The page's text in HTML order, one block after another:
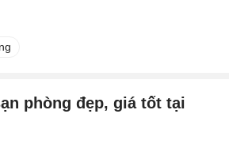
phòng đẹp, giá tốt tại